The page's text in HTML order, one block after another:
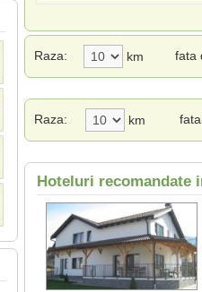
Raza: km fata
Raza: km
Hoteluri recomandate